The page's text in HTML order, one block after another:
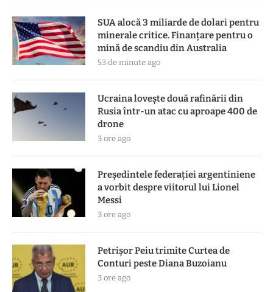
SUA alocă 3 miliarde de dolari pentru
minerale critice. Finanțare pentru o
mină de scandiu din Australia
53 de minute ago
Ucraina lovește două rafinării din
Rusia într-un atac cu aproape 400 de
drone
3 ore ago
Președintele federației argentiniene
a vorbit despre viitorul lui Lionel
Messi
3 ore ago
Petrișor Peiu trimite Curtea de
Conturi peste Diana Buzoianu
3 ore ago